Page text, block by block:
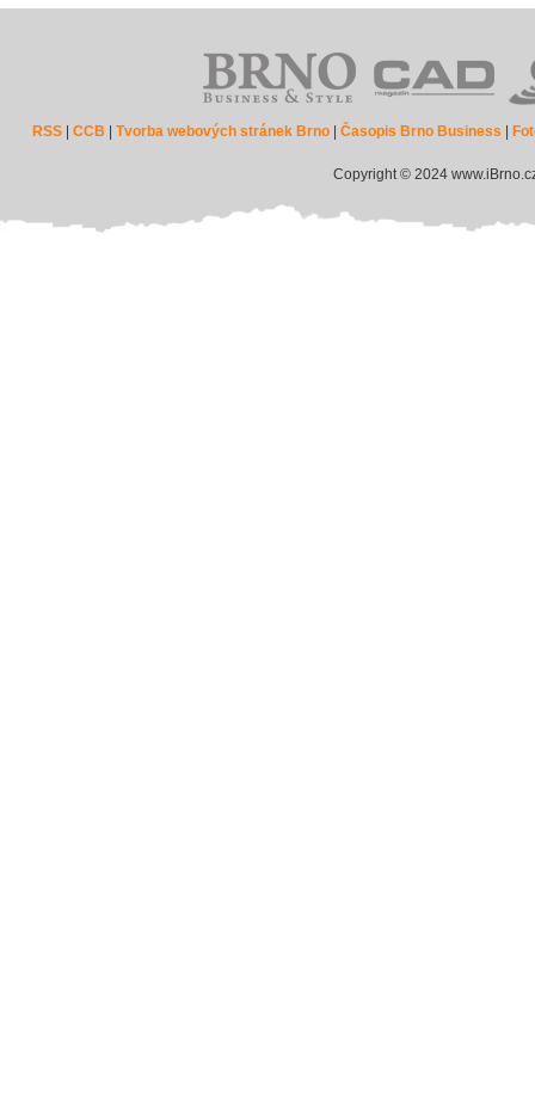
RSS |CCB |Tvorba webových stránek Brno |Časopis Brno Business
Copyright © 2024